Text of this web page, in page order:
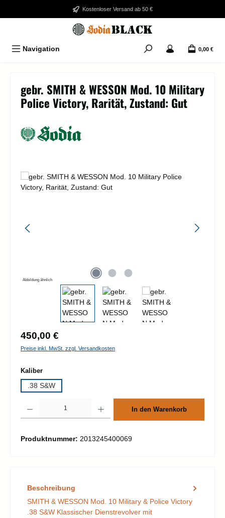
Zum Hauptinhalt springenKostenloser Versand ab 50 €
Navigation 0,00 €
gebr. SMITH & WESSON Mod. 10 Military
Police Victory, Rarität, Zustand: Gut
Bildergalerie überspringen
Abbildung ähnlich
Regulärer Preis:
450,00 €
Preise inkl. MwSt. zzgl. Versandkosten
Kaliberauswählen
.38 S&W
In den Warenkorb
Produktnummer: 2013245400069
Beschreibung
SMITH & WESSON Mod. 10 Military & Police Victory
.38 S&W Klassischer Dienstrevolver mit